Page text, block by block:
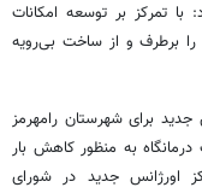
تمرکز بر توسعه امکانات
را برطرف و از ساخت بی‌رویه
برای شهرستان رامهرمز
درمانگاه به منظور کاهش بار
اورژانس جدید در شورای